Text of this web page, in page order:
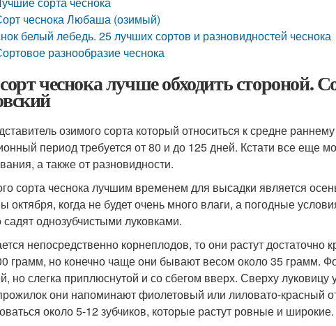
чеснока Любаша (озимый)
белый лебедь. 25 лучших сортов и разновидностей чеснока
разнообразие чеснока
чеснока лучше обходить
озимого сорта который относиться к средне
период требуется от 80 и до 125 дней. Кстати все еще
а также от разновидности.
сорта чеснока лучшим временем для высадки является
октября, когда не будет очень много влаги, а погодные
садят однозубчистыми луковками.
непосредственно корнеплодов, то они растут достаточно
грамм, но конечно чаще они бывают весом около 35 грамм.
но слегка приплюснутой и со сбегом вверх. Сверху
они напоминают фиолетовый или лиловато-красный
около 5-12 зубчиков, которые растут ровные и широкие.